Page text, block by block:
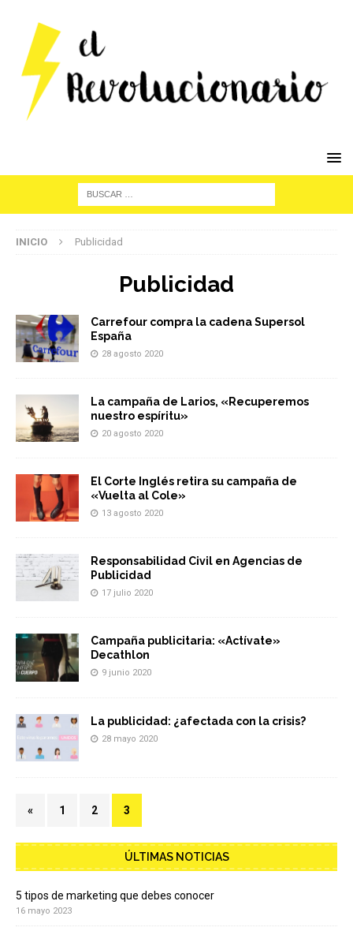
INICIO Publicidad
Publicidad
Carrefour compra la cadena Supersol
España
28 agosto 2020
La campaña de Larios, «Recuperemos
nuestro espíritu»
20 agosto 2020
El Corte Inglés retira su campaña de
«Vuelta al Cole»
13 agosto 2020
Responsabilidad Civil en Agencias de
Publicidad
17 julio 2020
Campaña publicitaria: «Actívate»
Decathlon
9 junio 2020
La publicidad: ¿afectada con la crisis?
28 mayo 2020
« 1 2 3
ÚLTIMAS NOTICIAS
5 tipos de marketing que debes conocer
16 mayo 2023